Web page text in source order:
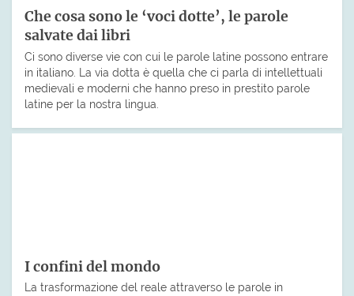
Che cosa sono le ‘voci dotte’, le parole
salvate dai libri
Ci sono diverse vie con cui le parole latine possono entrare
in italiano. La via dotta è quella che ci parla di intellettuali
medievali e moderni che hanno preso in prestito parole
latine per la nostra lingua.
I confini del mondo
La trasformazione del reale attraverso le parole in